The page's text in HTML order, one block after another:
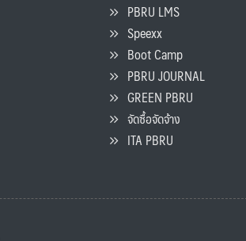
PBRU LMS
Speexx
Boot Camp
PBRU JOURNAL
GREEN PBRU
จัดซื้อจัดจ้าง
ITA PBRU